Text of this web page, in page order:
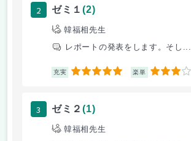
2 ゼミ１(2)
韓福相先生
レポートの発表をします。そし...
充実 5 楽単 3
3 ゼミ２(1)
韓福相先生